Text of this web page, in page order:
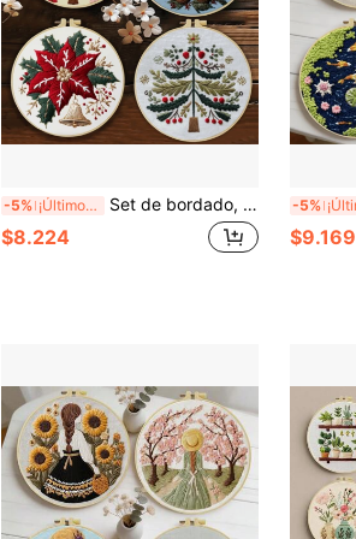
-5% ¡Últimos 3 días Set de bordado, 20x20cm/7.9x7.9 pulgadas, Árbol de Navidad, Impresión plana 2D, Set de bordado DIY para principiantes, Incluye tela de bordado, manual de instrucciones, bastidor de bordado, aguja e hilo, Obra de arte hecha a mano como regalo para amigos o familia
$8.224
-5%
$9.169